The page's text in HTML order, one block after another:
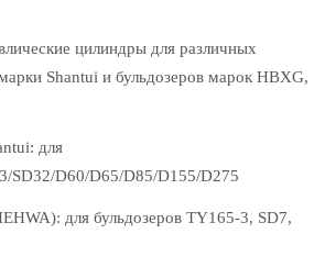
цилиндры для различных
Shantui и бульдозеров марок HBXG,
для
SD32/D60/D65/D85/D155/D275
для бульдозеров TY165-3, SD7,